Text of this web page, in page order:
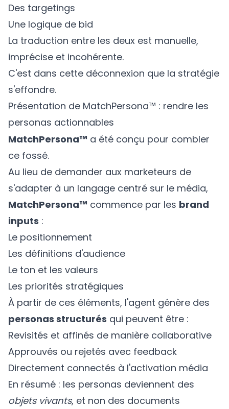
Des targetings
Une logique de bid
La traduction entre les deux est manuelle,
imprécise et incohérente.
C'est dans cette déconnexion que la stratégie
s'effondre.
Présentation de MatchPersona™ : rendre les
personas actionnables
MatchPersona™ a été conçu pour combler
ce fossé.
Au lieu de demander aux marketeurs de
s'adapter à un langage centré sur le média,
MatchPersona™ commence par les brand
inputs :
Le positionnement
Les définitions d'audience
Le ton et les valeurs
Les priorités stratégiques
À partir de ces éléments, l'agent génère des
personas structurés qui peuvent être :
Revisités et affinés de manière collaborative
Approuvés ou rejetés avec feedback
Directement connectés à l'activation média
En résumé : les personas deviennent des
objets vivants, et non des documents